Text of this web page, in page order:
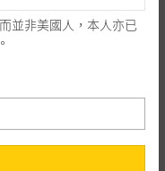
入 (-)資金流出
通知，如閣下欲取麥格
站內容無意要約或唆使
(不論在參考條款上或在
落則屬例外。
並非美國人，本人亦已